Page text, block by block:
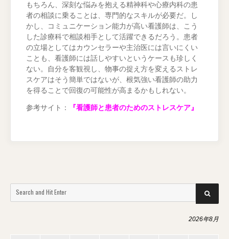
もちろん、深刻な悩みを抱える精神科や心療内科の患
者の相談に乗ることは、専門的なスキルが必要だ。し
かし、コミュニケーション能力が高い看護師は、こう
した診療科で相談相手として活躍できるだろう。患者
の立場としてはカウンセラーや主治医には言いにくい
ことも、看護師には話しやすいというケースも珍しく
ない。自分を客観視し、物事の捉え方を変えるストレ
スケアはそう簡単ではないが、根気強い看護師の助力
を得ることで回復の可能性が高まるかもしれない。
参考サイト： 『看護師と患者のためのストレスケア 』
for:
SEARCH
2026年8月